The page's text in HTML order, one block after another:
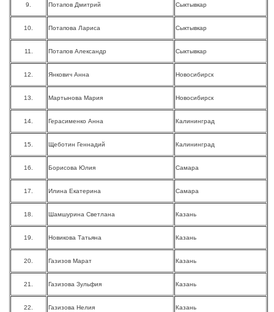
9. Потапов Дмитрий Сыктывкар
10. Потапова Лариса Сыктывкар
11. Потапов Александр Сыктывкар
12. Янкович Анна Новосибирск
13. Мартынова Мария Новосибирск
14. Герасименко Анна Калининград
15. Щеботин Геннадий Калининград
16. Борисова Юлия Самара
17. Илина Екатерина Самара
18. Шамшурина Светлана Казань
19. Новикова Татьяна Казань
20. Газизов Марат Казань
21. Газизова Зульфия Казань
22. Газизова Нелия Казань